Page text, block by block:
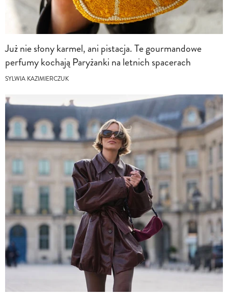
Już nie słony karmel, ani pistacja. Te gourmandowe
perfumy kochają Paryżanki na letnich spacerach
SYLWIA KAZIMIERCZUK